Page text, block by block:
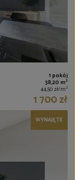
1 pokój
38,20 m2
44,50 zł/m2
1 700 zł
WYNAJĘTE